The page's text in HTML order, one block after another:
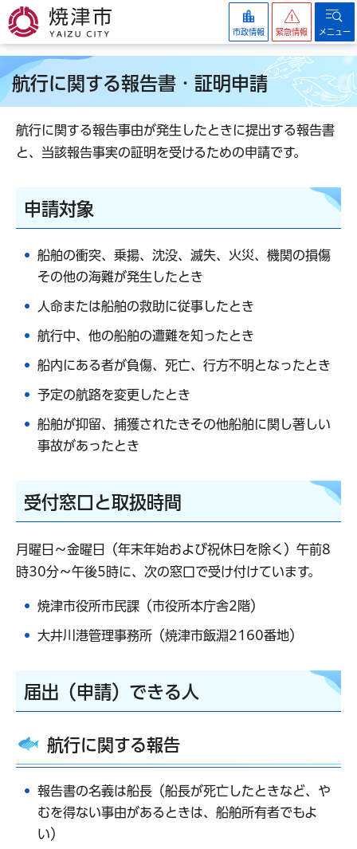
焼津市
市政情報 緊急情報 メニュー
航行に関する報告書・証明申請
航行に関する報告事由が発生したときに提出する報告書
と、当該報告事実の証明を受けるための申請です。
申請対象
船舶の衝突、乗揚、沈没、滅失、火災、機関の損傷
その他の海難が発生したとき
人命または船舶の救助に従事したとき
航行中、他の船舶の遭難を知ったとき
船内にある者が負傷、死亡、行方不明となったとき
予定の航路を変更したとき
船舶が抑留、捕獲されたきその他船舶に関し著しい
事故があったとき
受付窓口と取扱時間
月曜日～金曜日（年末年始および祝休日を除く）午前8
時30分～午後5時に、次の窓口で受け付けています。
焼津市役所市民課（市役所本庁舎2階）
大井川港管理事務所（焼津市飯淵2160番地）
届出（申請）できる人
航行に関する報告
報告書の名義は船長（船長が死亡したときなど、や
むを得ない事由があるときは、船舶所有者でもよ
い）